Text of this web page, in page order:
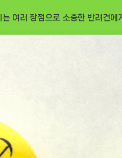
는 여러 장점으로 소중한 반려견에